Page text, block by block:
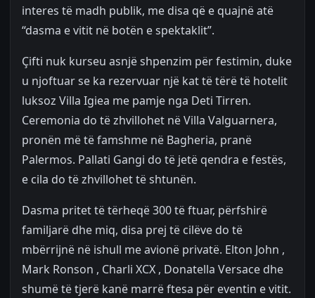
interes të madh publik, me disa që e quajnë atë
“dasma e vitit në botën e spektaklit”.
Çifti nuk kurseu asnjë shpenzim për festimin, duke
u njoftuar se ka rezervuar një kat të tërë të hotelit
luksoz Villa Igiea me pamje nga Deti Tirren.
Ceremonia do të zhvillohet në Villa Valguarnera,
pronën më të famshme në Bagheria, pranë
Palermos. Pallati Gangi do të jetë qendra e festës,
e cila do të zhvillohet të shtunën.
Dasma pritet të tërheqë 300 të ftuar, përfshirë
familjarë dhe miq, disa prej të cilëve do të
mbërrijnë në ishull me avionë privatë. Elton John ,
Mark Ronson , Charli XCX , Donatella Versace dhe
shumë të tjerë kanë marrë ftesa për eventin e vitit.